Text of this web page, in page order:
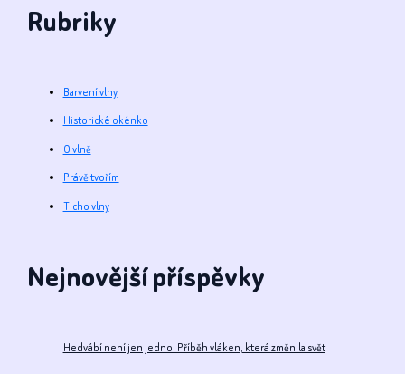
Rubriky
Barvení vlny
Historické okénko
O vlně
Právě tvořím
Ticho vlny
Nejnovější příspěvky
Hedvábí není jen jedno. Příběh vláken, která změnila svět